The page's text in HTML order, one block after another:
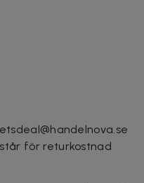
för returkostnad